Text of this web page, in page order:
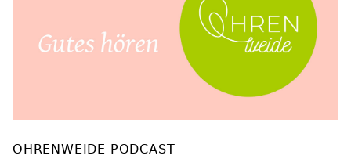
OHRENWEIDE PODCAST